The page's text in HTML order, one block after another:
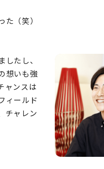
（笑）
たし、
想いも強
ャンスは
ィールド
チャレン